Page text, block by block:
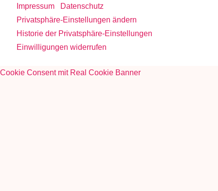
Impressum
Datenschutz
Privatsphäre-Einstellungen ändern
Historie der Privatsphäre-Einstellungen
Einwilligungen widerrufen
Cookie Consent mit Real Cookie Banner